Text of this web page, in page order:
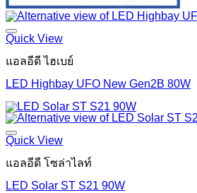
Quick View
แอลอีดี ไฮเบย์
LED Highbay UFO New Gen2B 80W
Quick View
แอลอีดี โซล่าไลท์
LED Solar ST S21 90W